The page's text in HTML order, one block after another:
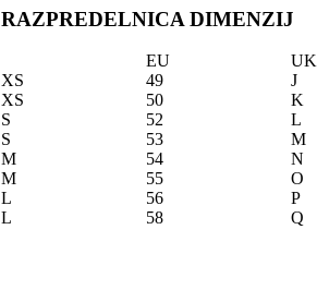
RAZPREDELNICA DIMENZIJ
EU UK
XS
49 J
XS
50 K
S
52 L
S
53 M
M
54 N
M
55 O
L
56 P
L
58 Q